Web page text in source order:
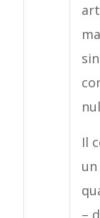
Il
–